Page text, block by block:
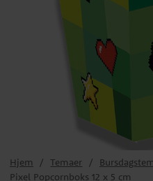
Hjem Temaer
Pixel Popcornboks 12 x 5 cm